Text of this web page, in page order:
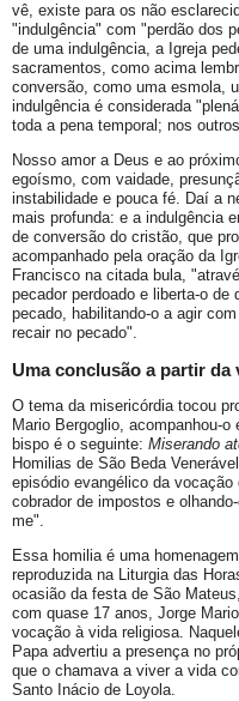
vê, existe para os não
"indulgência" com "perdão dos
de uma indulgência, a Igreja
sacramentos, como acima
conversão, como uma esmola,
indulgência é considerada
toda a pena temporal; nos
Nosso amor a Deus e ao
egoísmo, com vaidade,
instabilidade e pouca fé. Daí a
mais profunda: e a indulgência
de conversão do cristão, que
acompanhado pela oração da
Francisco na citada bula,
pecador perdoado e liberta-o
pecado, habilitando-o a agir
recair no pecado".
Uma conclusão a partir da
O tema da misericórdia tocou
Mario Bergoglio, acompanhou-
bispo é o seguinte: Miserando
Homilias de São Beda
episódio evangélico da
cobrador de impostos e
me".
Essa homilia é uma
reproduzida na Liturgia das
ocasião da festa de São
com quase 17 anos, Jorge
vocação à vida religiosa.
Papa advertiu a presença no
que o chamava a viver a vida
Santo Inácio de Loyola.